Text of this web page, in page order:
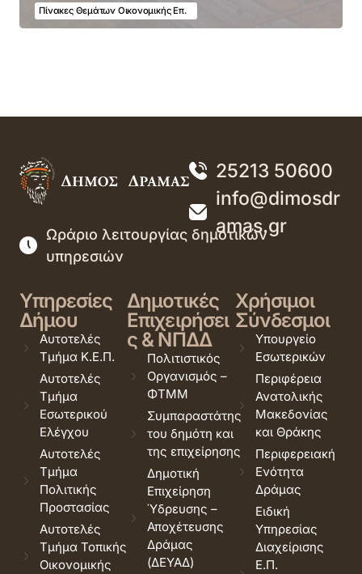
Πίνακες Θεμάτων Οικονομικής Επ.
25213 50600
info@dimosdr
amas.gr
Ωράριο λειτουργίας δημοτικών
υπηρεσιών
Υπηρεσίες
Δήμου
Αυτοτελές
Τμήμα Κ.Ε.Π.
Αυτοτελές
Τμήμα
Εσωτερικού
Ελέγχου
Αυτοτελές
Τμήμα
Πολιτικής
Προστασίας
Αυτοτελές
Τμήμα Τοπικής
Οικονομικής
Δημοτικές
Επιχειρήσει
ς & ΝΠΔΔ
Πολιτιστικός
Οργανισμός –
ΦΤΜΜ
Συμπαραστάτης
του δημότη και
της επιχείρησης
Δημοτική
Επιχείρηση
Ύδρευσης –
Αποχέτευσης
Δράμας
(ΔΕΥΑΔ)
Χρήσιμοι
Σύνδεσμοι
Υπουργείο
Εσωτερικών
Περιφέρεια
Ανατολικής
Μακεδονίας
και Θράκης
Περιφερειακή
Ενότητα
Δράμας
Ειδική
Υπηρεσίας
Διαχείρισης
Ε.Π.